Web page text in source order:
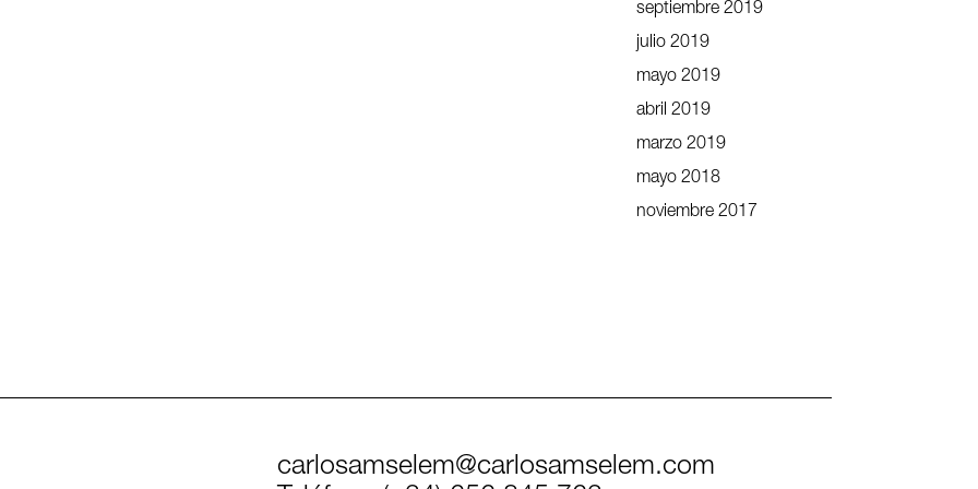
septiembre 2019
julio 2019
mayo 2019
abril 2019
marzo 2019
mayo 2018
noviembre 2017
carlosamselem@carlosamselem.com